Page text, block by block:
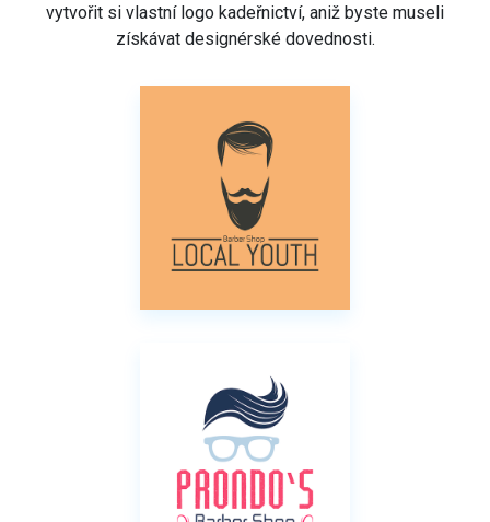
vytvořit si vlastní logo kadeřnictví, aniž byste museli
získávat designérské dovednosti.